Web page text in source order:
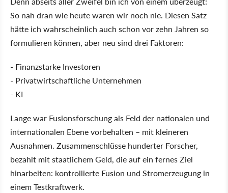
So nah dran wie heute waren wir noch nie. Diesen Satz
hätte ich wahrscheinlich auch schon vor zehn Jahren so
formulieren können, aber neu sind drei Faktoren:
- Finanzstarke Investoren
- Privatwirtschaftliche Unternehmen
- KI
Lange war Fusionsforschung als Feld der nationalen und
internationalen Ebene vorbehalten – mit kleineren
Ausnahmen. Zusammenschlüsse hunderter Forscher,
bezahlt mit staatlichem Geld, die auf ein fernes Ziel
hinarbeiten: kontrollierte Fusion und Stromerzeugung in
einem Testkraftwerk.